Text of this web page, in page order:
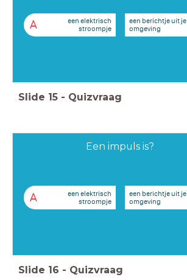
A
een elektrisch
stroompje
een berichtje uit je
omgeving
Slide 15 - Quizvraag
Een impuls is?
A
een elektrisch
stroompje
een berichtje uit je
omgeving
Slide 16 - Quizvraag